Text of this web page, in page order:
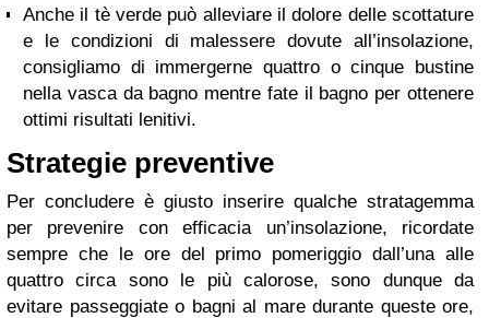
Anche il tè verde può alleviare il dolore delle scottature
e le condizioni di malessere dovute all’insolazione,
consigliamo di immergerne quattro o cinque bustine
nella vasca da bagno mentre fate il bagno per ottenere
ottimi risultati lenitivi.
Strategie preventive
Per concludere è giusto inserire qualche stratagemma
per prevenire con efficacia un’insolazione, ricordate
sempre che le ore del primo pomeriggio dall’una alle
quattro circa sono le più calorose, sono dunque da
evitare passeggiate o bagni al mare durante queste ore,